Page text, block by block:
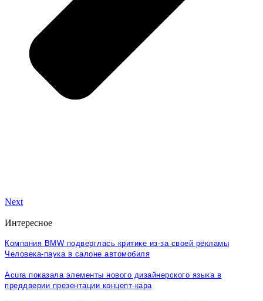
Next
Интересное
Компания BMW подверглась критике из-за своей рекламы
Человека-паука в салоне автомобиля
Acura показала элементы нового дизайнерского языка в
преддверии презентации концепт-кара